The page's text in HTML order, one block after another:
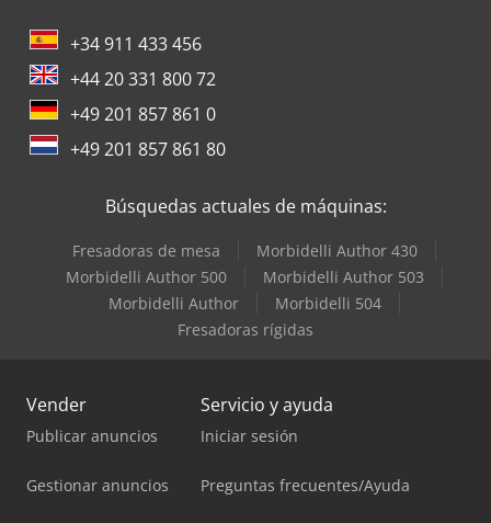
+34 911 433 456
+44 20 331 800 72
+49 201 857 861 0
+49 201 857 861 80
Búsquedas actuales de máquinas:
Fresadoras de mesa
Morbidelli Author 430
Morbidelli Author 500
Morbidelli Author 503
Morbidelli Author
Morbidelli 504
Fresadoras rígidas
Vender
Publicar anuncios
Gestionar anuncios
Servicio y ayuda
Iniciar sesión
Preguntas frecuentes/Ayuda